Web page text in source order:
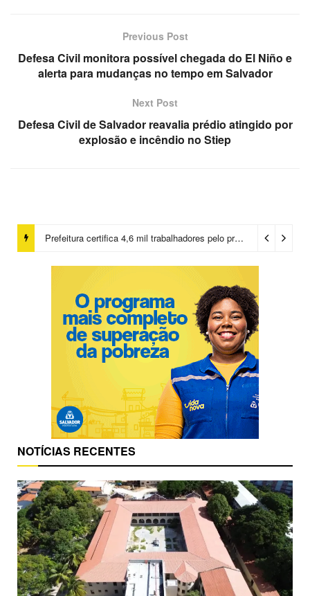
Previous Post
Defesa Civil monitora possível chegada do El Niño e
alerta para mudanças no tempo em Salvador
Next Post
Defesa Civil de Salvador reavalia prédio atingido por
explosão e incêndio no Stiep
Prefeitura certifica 4,6 mil trabalhadores pelo programa Treinar para Empregar e realiza Feirão de Empregabilidade
NOTÍCIAS RECENTES